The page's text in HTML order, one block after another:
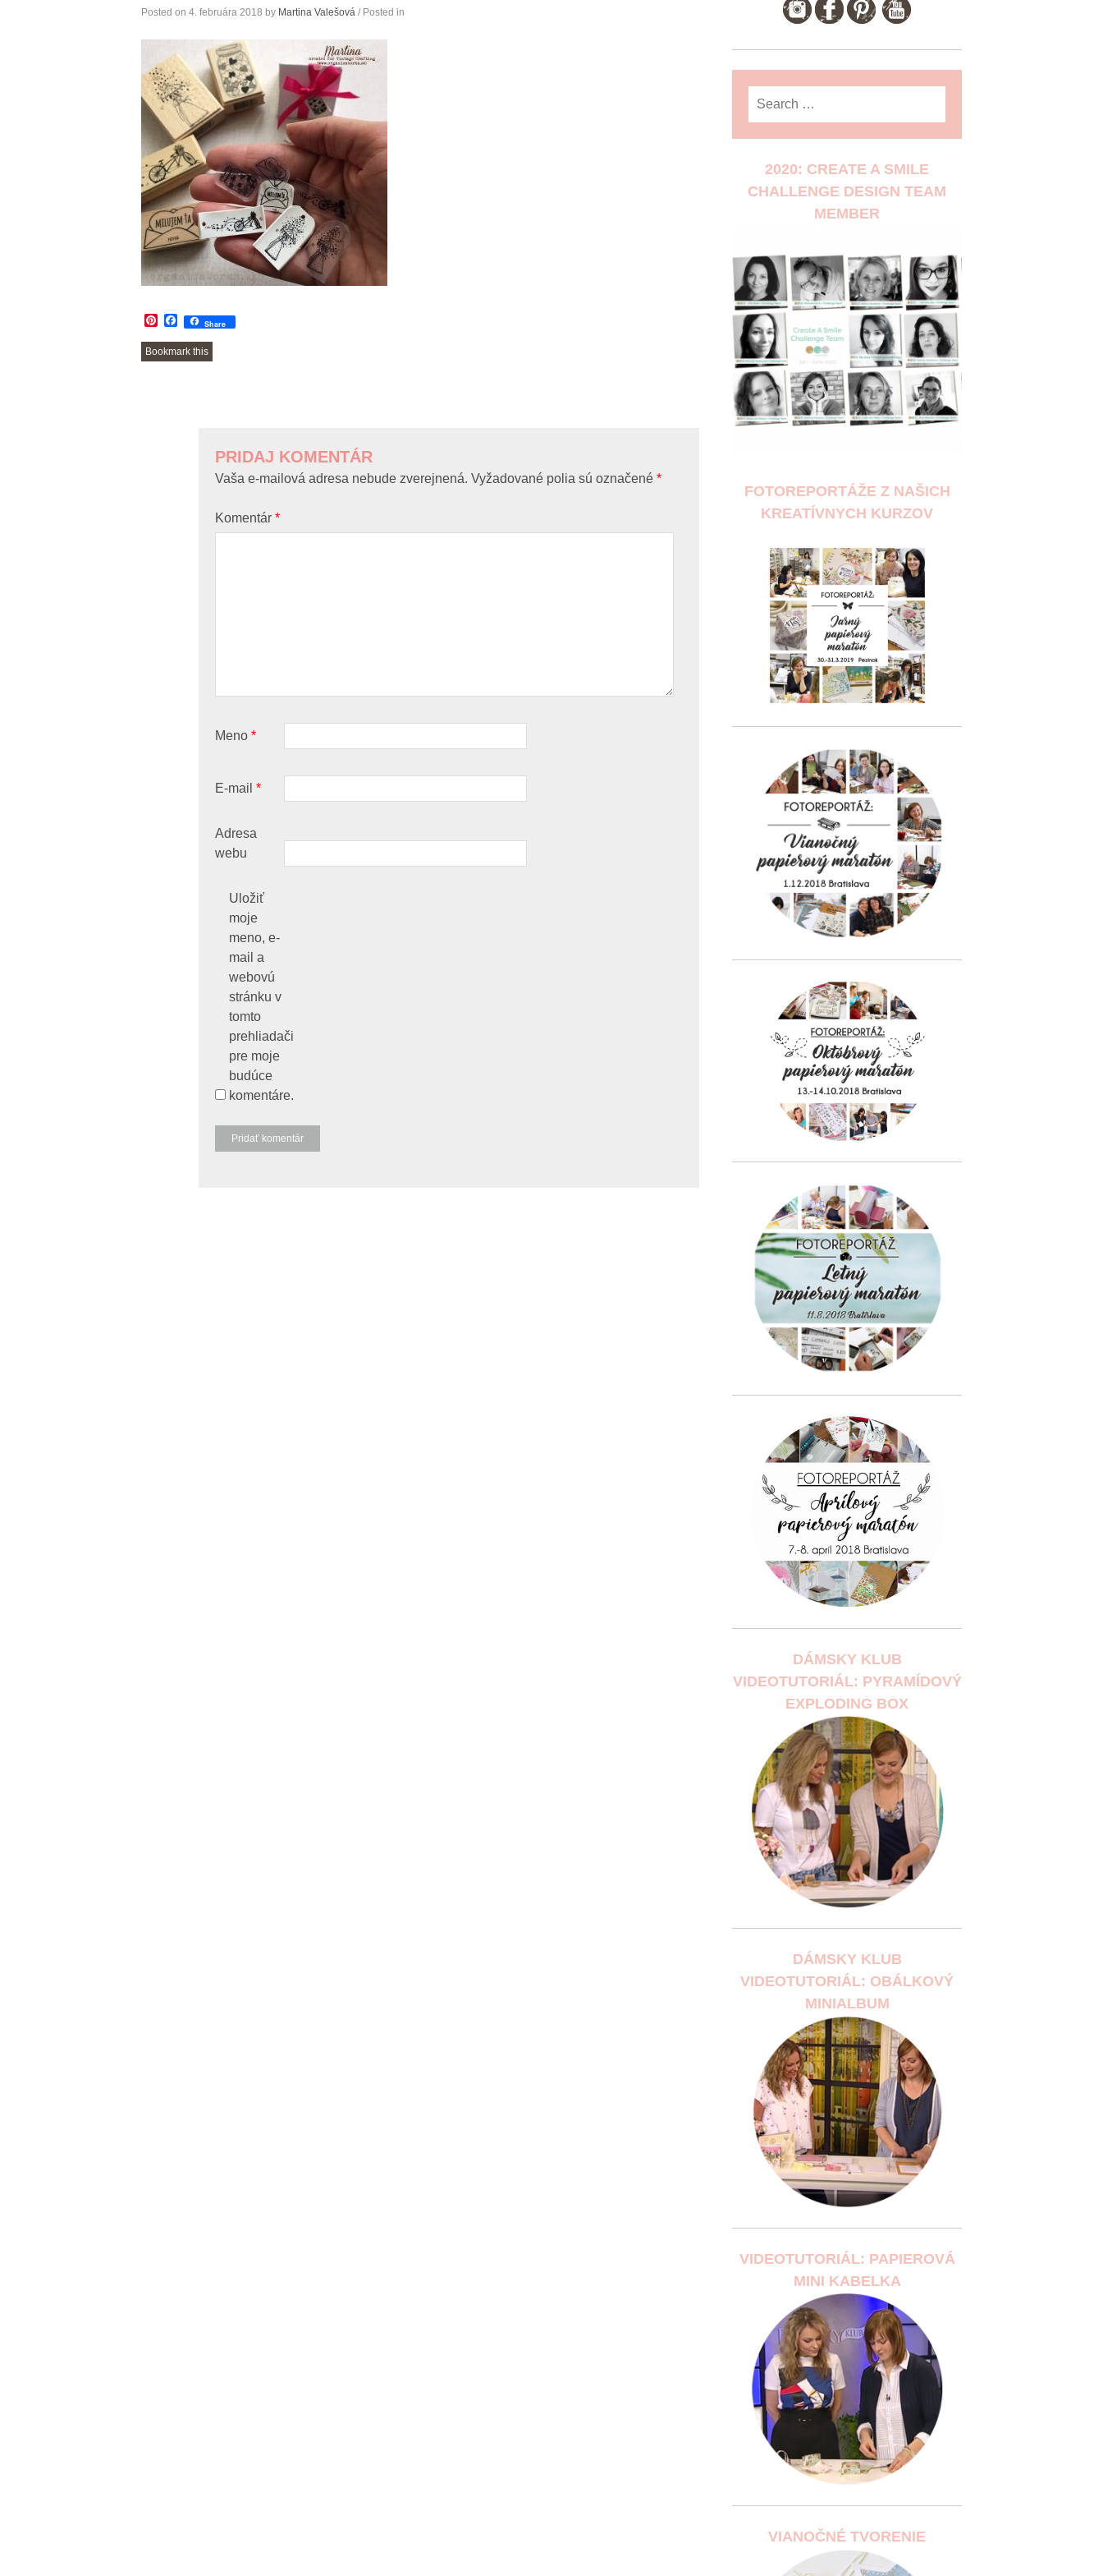
Posted on 4. februára 2018 by Martina Valešová / Posted in
Pinterest
Facebook
Share
Bookmark this
PRIDAJ KOMENTÁR
Vaša e-mailová adresa nebude zverejnená. Vyžadované polia sú označené *
Komentár *
Meno *
E-mail *
Adresa
webu
Uložiť
moje
meno, e-
mail a
webovú
stránku v
tomto
prehliadači
pre moje
budúce
komentáre.
2020: CREATE A SMILE
CHALLENGE DESIGN TEAM
MEMBER
FOTOREPORTÁŽE Z NAŠICH
KREATÍVNYCH KURZOV
DÁMSKY KLUB
VIDEOTUTORIÁL: PYRAMÍDOVÝ
EXPLODING BOX
DÁMSKY KLUB
VIDEOTUTORIÁL: OBÁLKOVÝ
MINIALBUM
VIDEOTUTORIÁL: PAPIEROVÁ
MINI KABELKA
VIANOČNÉ TVORENIE